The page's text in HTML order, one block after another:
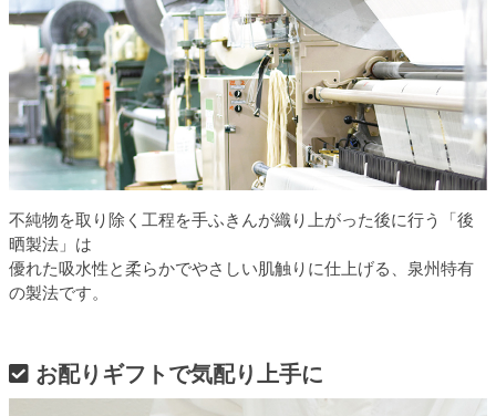
不純物を取り除く工程を手ふきんが織り上がった後に行う「後
晒製法」は
優れた吸水性と柔らかでやさしい肌触りに仕上げる、泉州特有
の製法です。
お配りギフトで気配り上手に